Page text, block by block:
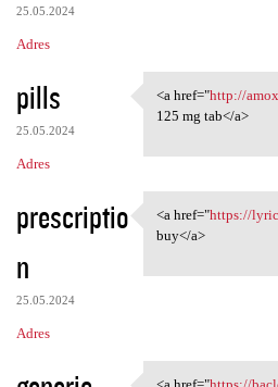
25.05.2024
Adres
pills
25.05.2024
Adres
<a href="http://
<a href="http://
125 mg tab</a>
prescriptio
n
25.05.2024
Adres
<a href="https://
<a href="https://
buy</a>